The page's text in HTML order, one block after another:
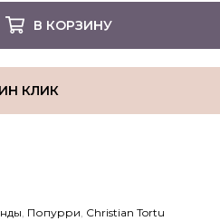
В КОРЗИНУ
КЛИК
Попурри Christian Tortu